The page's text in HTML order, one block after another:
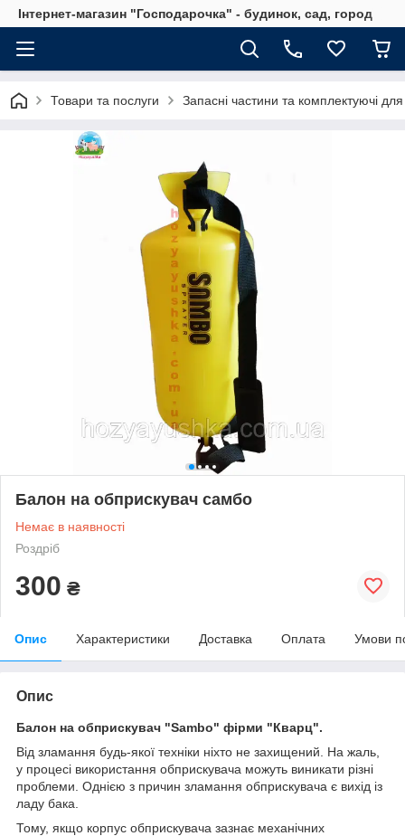
Інтернет-магазин "Господарочка" - будинок, сад, город
Товари та послуги Запасні частини та комплектуючі
Балон на обприскувач самбо
Немає в наявності
Роздріб
300 ₴
Опис Характеристики Доставка Оплата Умови
Опис
Балон на обприскувач "Sambo" фірми "Кварц".
Від зламання будь-якої техніки ніхто не захищений. На жаль,
у процесі використання обприскувача можуть виникати різні
проблеми. Однією з причин зламання обприскувача є вихід із
ладу бака.
Тому, якщо корпус обприскувача зазнає механічних